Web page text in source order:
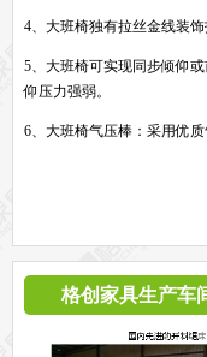
4、大班椅独有拉丝金线装
5、大班椅可实现同步倾仰
仰压力强弱。
6、大班椅气压棒：采用优质
格创家具生产车